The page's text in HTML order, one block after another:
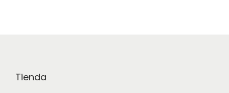
Tienda